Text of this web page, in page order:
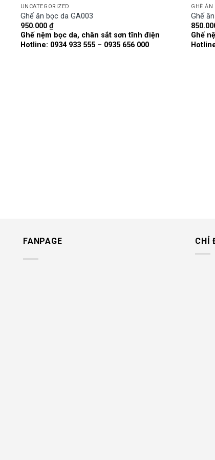
wishlist
UNCATEGORIZED
Ghế ăn bọc da GA003
950.000 ₫
Ghế nệm bọc da, chân sắt sơn tĩnh điện
Hotline: 0934 933 555 – 0935 656 000
GHẾ ĂN
Ghế
Ghế
FANPAGE CHỈ